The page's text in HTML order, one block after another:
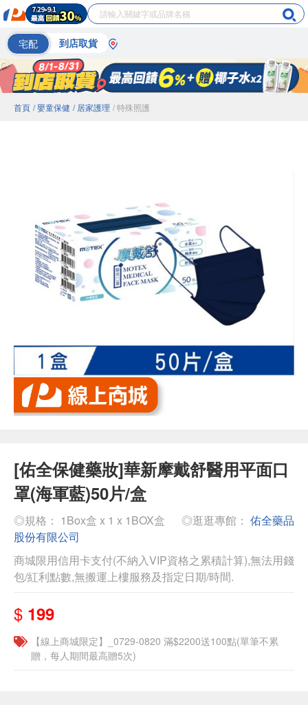
宅配 到店取貨
首頁 / 嬰童保健 / 居家護理 / 特殊照護
[佑全保健藥妝]華新摩戴舒醫用平面口
罩(海軍藍)50片/盒
◎規格： 1Box盒 x 1 x 1BOX盒 ◎逛逛專館： 佑全藥品
股份有限公司
商城限用信用卡支付(不納入VIP資格之累積計算),無法用錢
包/紅利點數,無搬運上樓服務及指定日期/時間.
$ 199
【線上商城限定】_0729-0820 滿$2200送100點(單筆不累
贈，每人期間最高贈5次)